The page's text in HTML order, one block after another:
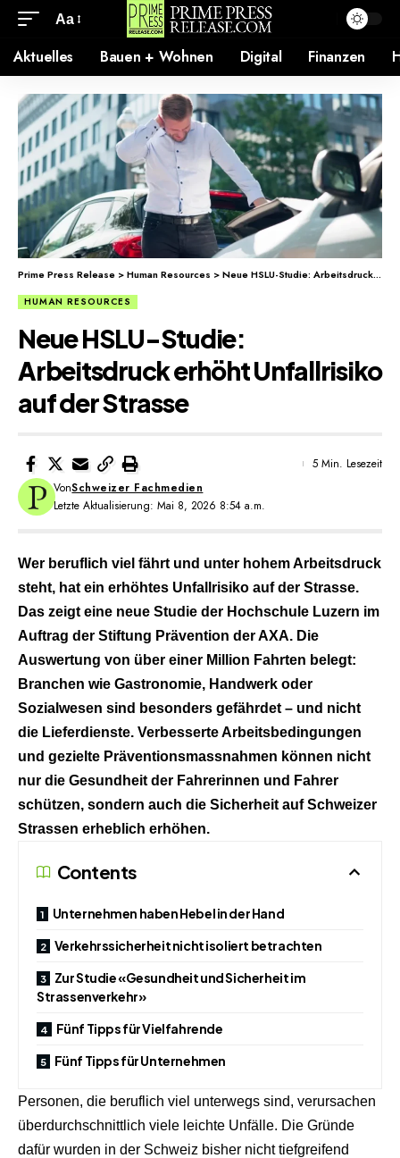
Aa
Aktuelles Bauen + Wohnen Digital Finanzen
Prime Press Release >Human Resources >Neue HSLU-Studie: Arbeitsdruck erhöht Unfallrisiko auf der Strasse
HUMAN RESOURCES
Neue HSLU-Studie:
Arbeitsdruck erhöht Unfallrisiko
auf der Strasse
Letzte Aktualisierung: Mai 8, 2026 8:54 a.m.
VonSchweizer Fachmedien
5 Min. Lesezeit
Wer beruflich viel fährt und unter hohem Arbeitsdruck
steht, hat ein erhöhtes Unfallrisiko auf der Strasse.
Das zeigt eine neue Studie der Hochschule Luzern im
Auftrag der Stiftung Prävention der AXA. Die
Auswertung von über einer Million Fahrten belegt:
Branchen wie Gastronomie, Handwerk oder
Sozialwesen sind besonders gefährdet – und nicht
die Lieferdienste. Verbesserte Arbeitsbedingungen
und gezielte Präventionsmassnahmen können nicht
nur die Gesundheit der Fahrerinnen und Fahrer
schützen, sondern auch die Sicherheit auf Schweizer
Strassen erheblich erhöhen.
Contents
Unternehmen haben Hebel in der Hand
Verkehrssicherheit nicht isoliert betrachten
Zur Studie «Gesundheit und Sicherheit im
Strassenverkehr»
Fünf Tipps für Vielfahrende
Fünf Tipps für Unternehmen
Personen, die beruflich viel unterwegs sind, verursachen
überdurchschnittlich viele leichte Unfälle. Die Gründe
dafür wurden in der Schweiz bisher nicht tiefgreifend